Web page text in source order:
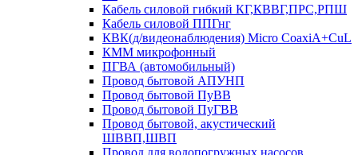
Кабель силовой гибкий КГ,КВВГ,ПРС,РПШ
Кабель силовой ППГнг
КВК(д/видеонаблюдения) Micro CoaxiA+CuL
КММ микрофонный
ПГВА (автомобильный)
Провод бытовой АПУНП
Провод бытовой ПуВВ
Провод бытовой ПуГВВ
Провод бытовой, акустический
ШВВП,ШВП